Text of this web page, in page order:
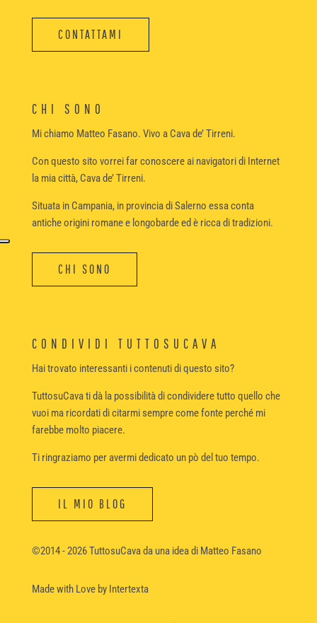
CONTATTAMI
CHI SONO
Mi chiamo Matteo Fasano. Vivo a Cava de’ Tirreni.
Con questo sito vorrei far conoscere ai navigatori di Internet
la mia città, Cava de’ Tirreni.
Situata in Campania, in provincia di Salerno essa conta
antiche origini romane e longobarde ed è ricca di tradizioni.
CHI SONO
CONDIVIDI TUTTOSUCAVA
Hai trovato interessanti i contenuti di questo sito?
TuttosuCava ti dà la possibilità di condividere tutto quello che
vuoi ma ricordati di citarmi sempre come fonte perché mi
farebbe molto piacere.
Ti ringraziamo per avermi dedicato un pò del tuo tempo.
IL MIO BLOG
©2014 - 2026 TuttosuCava da una idea di Matteo Fasano
Made with Love by Intertexta